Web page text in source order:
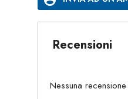
Recensioni
Nessuna